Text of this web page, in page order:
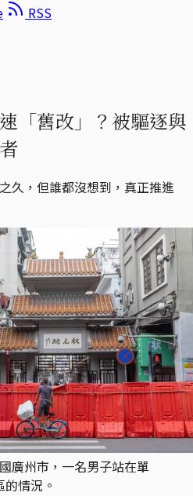
RSS
「舊改」？被驅逐與
久，但誰都沒想到，真正推進
廣州市，一名男子站在單
情況。